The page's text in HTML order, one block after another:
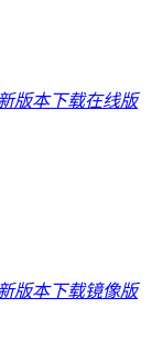
版本下载在线版
版本下载镜像版